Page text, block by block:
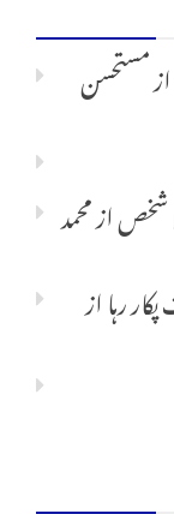
ازمستحسن
شخصازمحمد
رہااز